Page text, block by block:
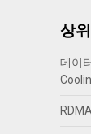
상
데이